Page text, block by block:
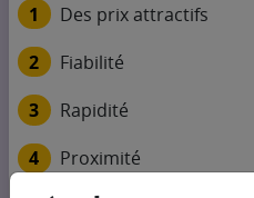
1
Des prix attractifs
2
Fiabilité
3
Rapidité
4
Proximité